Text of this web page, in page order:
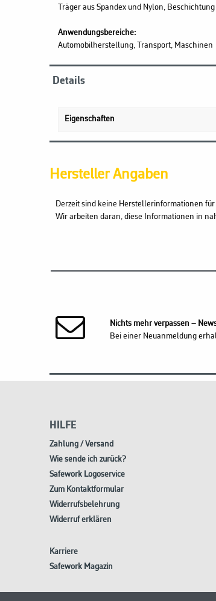
Träger aus Spandex und Nylon,
Anwendungsbereiche:
Automobilherstellung, Transport, Maschinen
Details
Eigenschaften
Hersteller Angaben
Derzeit sind keine Herstellerinformationen für
Wir arbeiten daran, diese Informationen in
Nichts mehr verpassen –
Bei einer Neuanmeldung
HILFE
Zahlung / Versand
Wie sende ich zurück?
Safework Logoservice
Zum Kontaktformular
Widerrufsbelehrung
Widerruf erklären
Karriere
Safework Magazin